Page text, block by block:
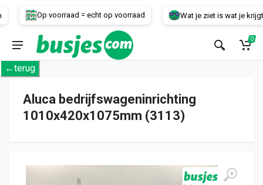
Op voorraad = echt op voorraad Wat je ziet is wat je krijgt!
Voertuig
0
←terug
Aluca bedrijfswageninrichting
1010x420x1075mm (3113)